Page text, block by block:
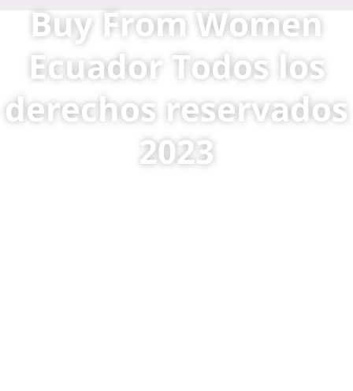
Buy From Women
Ecuador Todos los
derechos reservados
2023